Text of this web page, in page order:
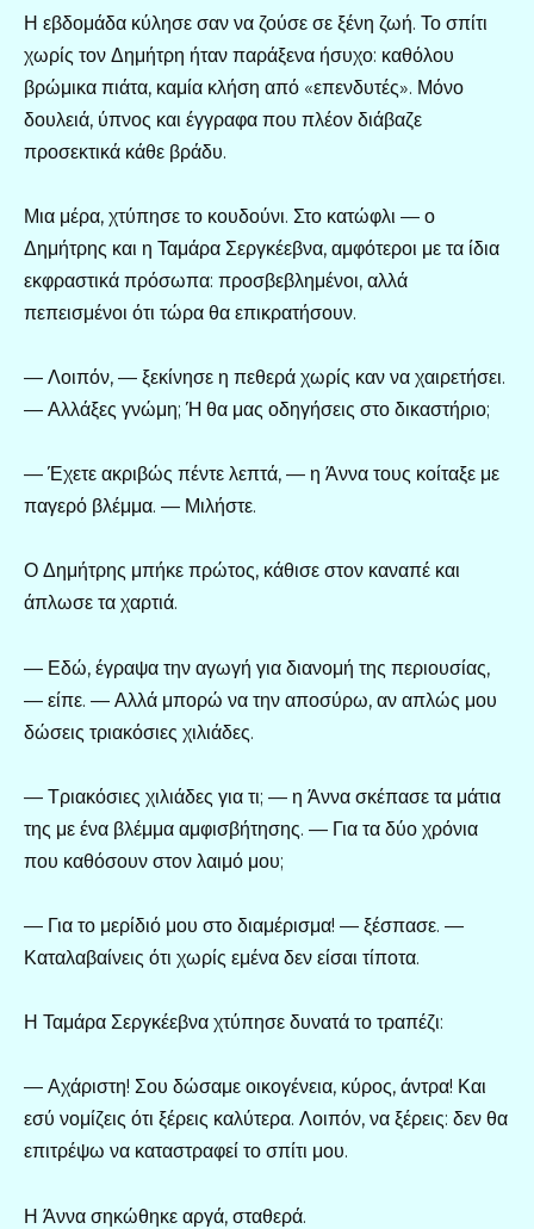
Η εβδομάδα κύλησε σαν να ζούσε σε ξένη ζωή. Το σπίτι
χωρίς τον Δημήτρη ήταν παράξενα ήσυχο: καθόλου
βρώμικα πιάτα, καμία κλήση από «επενδυτές». Μόνο
δουλειά, ύπνος και έγγραφα που πλέον διάβαζε
προσεκτικά κάθε βράδυ.
Μια μέρα, χτύπησε το κουδούνι. Στο κατώφλι — ο
Δημήτρης και η Ταμάρα Σεργκέεβνα, αμφότεροι με τα ίδια
εκφραστικά πρόσωπα: προσβεβλημένοι, αλλά
πεπεισμένοι ότι τώρα θα επικρατήσουν.
— Λοιπόν, — ξεκίνησε η πεθερά χωρίς καν να χαιρετήσει.
— Αλλάξες γνώμη; Ή θα μας οδηγήσεις στο δικαστήριο;
— Έχετε ακριβώς πέντε λεπτά, — η Άννα τους κοίταξε με
παγερό βλέμμα. — Μιλήστε.
Ο Δημήτρης μπήκε πρώτος, κάθισε στον καναπέ και
άπλωσε τα χαρτιά.
— Εδώ, έγραψα την αγωγή για διανομή της περιουσίας,
— είπε. — Αλλά μπορώ να την αποσύρω, αν απλώς μου
δώσεις τριακόσιες χιλιάδες.
— Τριακόσιες χιλιάδες για τι; — η Άννα σκέπασε τα μάτια
της με ένα βλέμμα αμφισβήτησης. — Για τα δύο χρόνια
που καθόσουν στον λαιμό μου;
— Για το μερίδιό μου στο διαμέρισμα! — ξέσπασε. —
Καταλαβαίνεις ότι χωρίς εμένα δεν είσαι τίποτα.
Η Ταμάρα Σεργκέεβνα χτύπησε δυνατά το τραπέζι:
— Αχάριστη! Σου δώσαμε οικογένεια, κύρος, άντρα! Και
εσύ νομίζεις ότι ξέρεις καλύτερα. Λοιπόν, να ξέρεις: δεν θα
επιτρέψω να καταστραφεί το σπίτι μου.
Η Άννα σηκώθηκε αργά, σταθερά.